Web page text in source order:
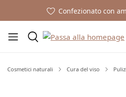
Confezionato con
Cosmetici naturali Cura del viso